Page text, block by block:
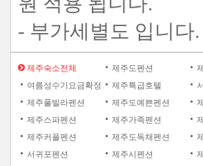
- 부가세별도 입니다.
제주숙소전체 제주도펜션
여름성수기요금확정
제주특급호텔
제주풀빌라펜션
제주도예쁜펜션
제주스파펜션
제주가족펜션
제주커플펜션
제주도독채펜션
서귀포펜션
제주시펜션